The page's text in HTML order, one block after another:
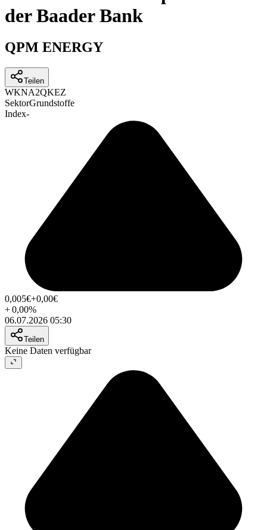
der Baader Bank
QPM ENERGY
Teilen
WKNA2QKEZ
SektorGrundstoffe
Index-
0,005€+0,00€
+0,00%
06.07.2026 05:30
Teilen
Keine Daten verfügbar